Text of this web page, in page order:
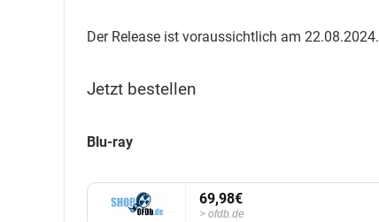
Der Release ist voraussichtlich am 22.08.2024.
Jetzt bestellen
Blu-ray
69,98€
ofdb.de